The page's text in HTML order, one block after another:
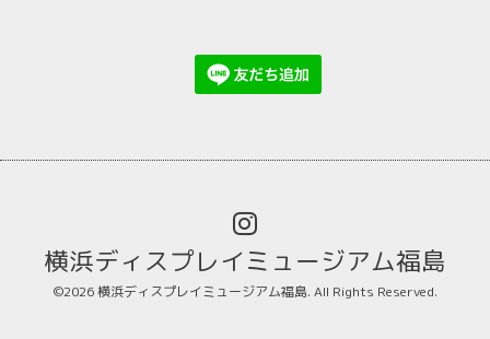
横浜ディスプレイミュージアム福島
©2026横浜ディスプレイミュージアム福島. All Rights Reserved.